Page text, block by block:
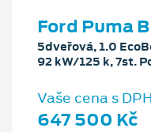
Ford Puma
5dveřová, 1.0
92 kW/125 k, 7st.
Vaše cena s DPH
647 500 Kč